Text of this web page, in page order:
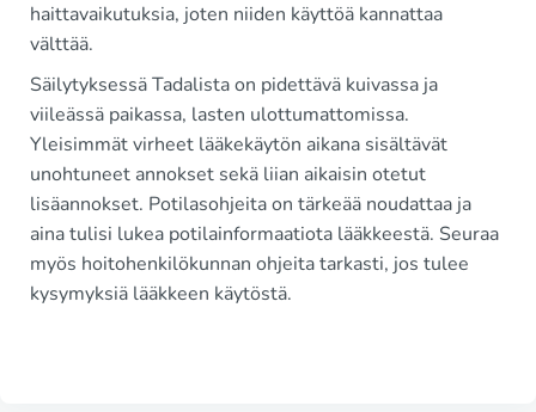
haittavaikutuksia, joten niiden käyttöä kannattaa
välttää.
Säilytyksessä Tadalista on pidettävä kuivassa ja
viileässä paikassa, lasten ulottumattomissa.
Yleisimmät virheet lääkekäytön aikana sisältävät
unohtuneet annokset sekä liian aikaisin otetut
lisäannokset. Potilasohjeita on tärkeää noudattaa ja
aina tulisi lukea potilainformaatiota lääkkeestä. Seuraa
myös hoitohenkilökunnan ohjeita tarkasti, jos tulee
kysymyksiä lääkkeen käytöstä.